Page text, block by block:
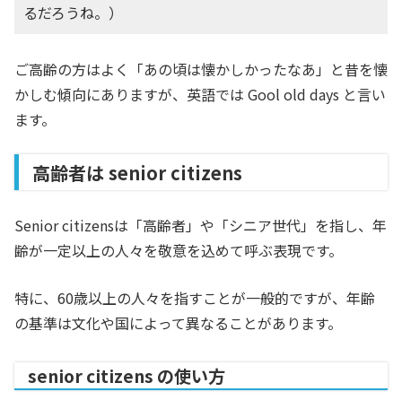
るだろうね。）
ご高齢の方はよく「あの頃は懐かしかったなあ」と昔を懐
かしむ傾向にありますが、英語では Gool old days と言い
ます。
高齢者は senior citizens
Senior citizensは「高齢者」や「シニア世代」を指し、年
齢が一定以上の人々を敬意を込めて呼ぶ表現です。
特に、60歳以上の人々を指すことが一般的ですが、年齢
の基準は文化や国によって異なることがあります。
senior citizens の使い方